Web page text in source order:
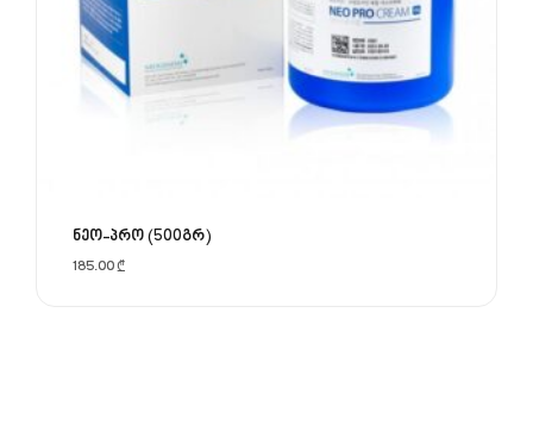
ნეო-პრო (500გრ)
185.00₾